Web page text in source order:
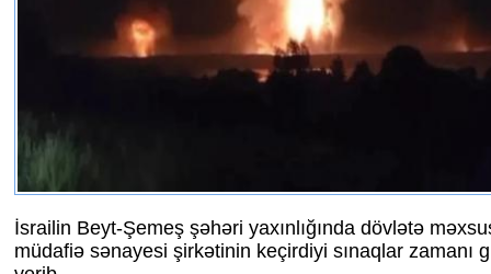
İsrailin Beyt-Şemeş şəhəri yaxınlığında dövlətə
müdafiə sənayesi şirkətinin keçirdiyi sınaqlar zamanı